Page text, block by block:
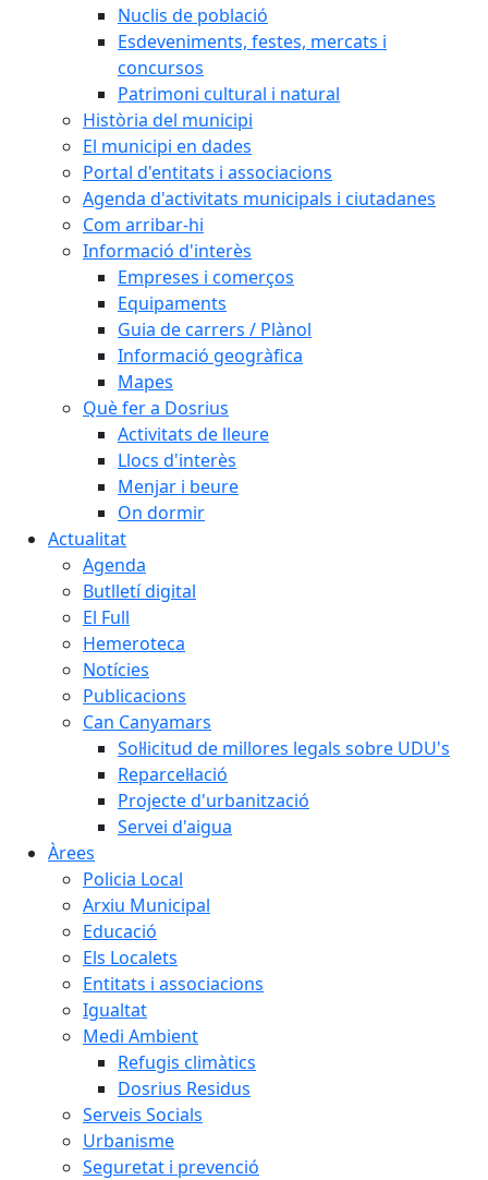
Nuclis de població
Esdeveniments, festes, mercats i
concursos
Patrimoni cultural i natural
Història del municipi
El municipi en dades
Portal d'entitats i associacions
Agenda d'activitats municipals i ciutadanes
Com arribar-hi
Informació d'interès
Empreses i comerços
Equipaments
Guia de carrers / Plànol
Informació geogràfica
Mapes
Què fer a Dosrius
Activitats de lleure
Llocs d'interès
Menjar i beure
On dormir
Actualitat
Agenda
Butlletí digital
El Full
Hemeroteca
Notícies
Publicacions
Can Canyamars
Sol·licitud de millores legals sobre UDU's
Reparcel·lació
Projecte d'urbanització
Servei d'aigua
Àrees
Policia Local
Arxiu Municipal
Educació
Els Localets
Entitats i associacions
Igualtat
Medi Ambient
Refugis climàtics
Dosrius Residus
Serveis Socials
Urbanisme
Seguretat i prevenció